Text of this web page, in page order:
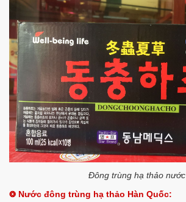
Đông trùng hạ thảo nước
❂ Nước đông trùng hạ thảo Hàn Quốc: